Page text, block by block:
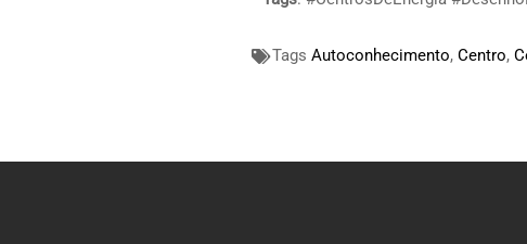
Tags Autoconhecimento, Centro,